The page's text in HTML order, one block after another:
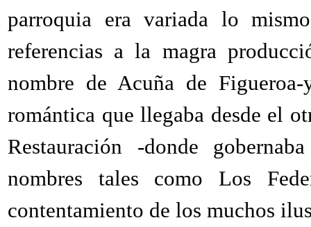
parroquia era variada lo
referencias a la magra
nombre de Acuña de
romántica que llegaba desde el
Restauración -donde
nombres tales como Los
contentamiento de los muchos